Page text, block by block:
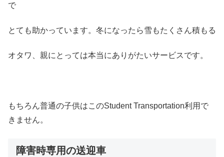
で
とても助かっています。冬になったら雪もたくさん積もる
オタワ、親にとっては本当にありがたいサービスです。
もちろん普通の子供はこのStudent Transportation利用で
きません。
障害時専用の送迎車